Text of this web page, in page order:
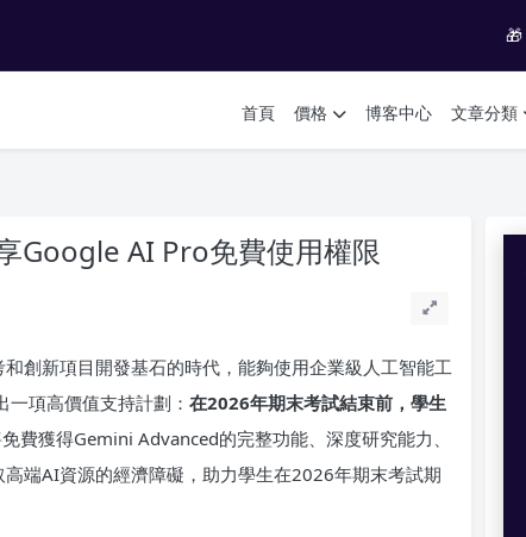
🎁
首頁 價格 博客中心 文章分類
Google AI Pro免費使用權限
創新項目開發基石的時代，能夠使用企業級人工智能工
項高價值支持計劃： 在2026年期末考試結束前，學生
費獲得Gemini Advanced的完整功能、深度研究能力、
端AI資源的經濟障礙，助力學生在2026年期末考試期